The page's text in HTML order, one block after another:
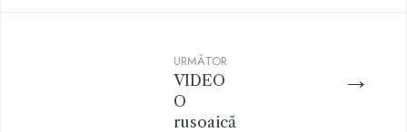
→
URMĂTOR
VIDEO
O
rusoaică